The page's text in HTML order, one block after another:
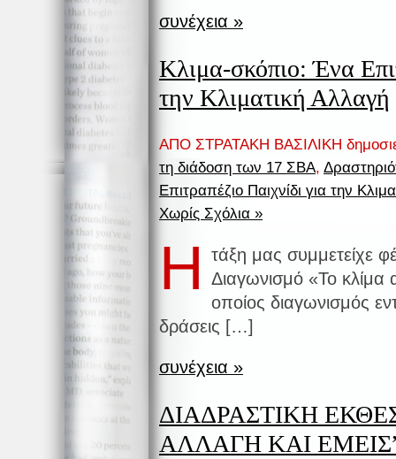
συνέχεια »
Κλιμα-σκόπιο: Ένα
την Κλιματική Αλλαγή
ΑΠΟ ΣΤΡΑΤΑΚΗ ΒΑΣΙΛΙΚΗ
τη διάδοση των 17 ΣΒΑ,
Επιτραπέζιο Παιχνίδι για την
Χωρίς Σχόλια »
Η
τάξη μας συμμετείχε
Διαγωνισμό «Το
οποίος διαγωνισμός
δράσεις […]
συνέχεια »
ΔΙΑΔΡΑΣΤΙΚΗ
ΑΛΛΑΓΗ ΚΑΙ